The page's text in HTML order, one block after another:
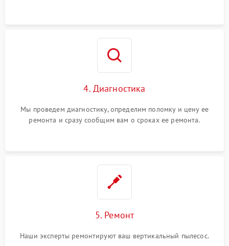
4. Диагностика
Мы проведем диагностику, определим поломку и цену ее
ремонта и сразу сообщим вам о сроках ее ремонта.
5. Ремонт
Наши эксперты ремонтируют ваш вертикальный пылесос.